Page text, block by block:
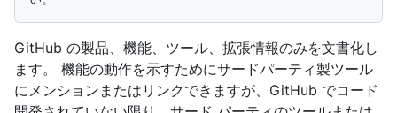
GitHub の製品、機能、ツール、拡張情報のみを文書化し
ます。 機能の動作を示すためにサードパーティ製ツール
にメンションまたはリンクできますが、GitHub でコード